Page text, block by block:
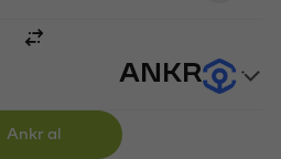
ANKR
Ankr al